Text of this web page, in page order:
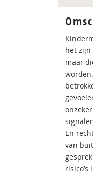
het zijn
maar
En
van